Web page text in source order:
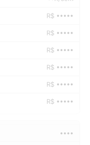
R$ •••••
R$ •••••
R$ •••••
R$ •••••
R$ •••••
R$ •••••
••••